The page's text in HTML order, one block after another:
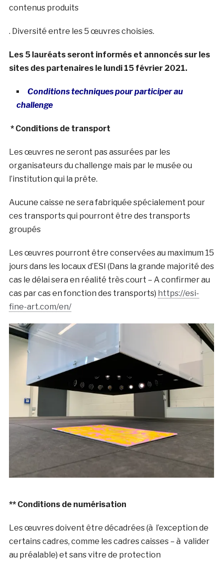
contenus produits
. Diversité entre les 5 œuvres choisies.
Les 5 lauréats seront informés et annoncés sur les
sites des partenaires le lundi 15 février 2021.
Conditions techniques pour participer au
challenge
* Conditions de transport
Les œuvres ne seront pas assurées par les
organisateurs du challenge mais par le musée ou
l’institution qui la prête.
Aucune caisse ne sera fabriquée spécialement pour
ces transports qui pourront être des transports
groupés
Les œuvres pourront être conservées au maximum 15
jours dans les locaux d’ESI (Dans la grande majorité des
cas le délai sera en réalité très court – A confirmer au
cas par cas en fonction des transports) https://esi-
fine-art.com/en/
** Conditions de numérisation
Les œuvres doivent être décadrées (à l’exception de
certains cadres, comme les cadres caisses – à valider
au préalable) et sans vitre de protection